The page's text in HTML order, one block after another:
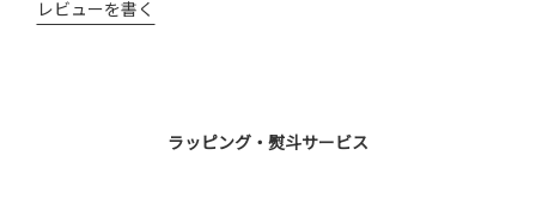
レビューを書く
ラッピング・熨斗サービス